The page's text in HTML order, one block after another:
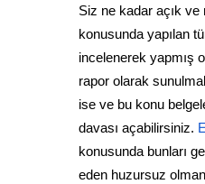
Siz ne kadar açık ve
konusunda yapılan
incelenerek yapmış
rapor olarak
ise ve bu konu
davası açabilirsiniz.
konusunda bunları
eden huzursuz